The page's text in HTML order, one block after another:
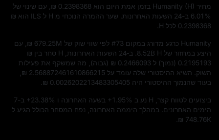
מחיר Humanity (H) בזמן אמת היום הוא ₪ 0.2398368 , עם שינוי של
6.01% ב-24 השעות האחרונות. שער ההמרה הנוכחי מ H ל ILS הוא
₪
0.2398368 לכל H.
Humanity כרגע מדורג במקום #73 לפי שווי שוק של ₪ 679.25M , עם
היצע במחזור של 8.52B H . ב‑24 השעות האחרונות, H סחר בין
₪
0.2195193 (נמוך) ל ₪ 0.2466093 (גבוה), מה שמשקף את פעילות
השוק. השיא ההיסטורי שלה עומד על ₪ 2.568872461610866215
בעוד שהנמוך ההיסטורי היה ₪ 0.0026202213483305405
ביצועים לטווח קצר, H נע ב +1.95% בשעה האחרונה ו +23.38%
ב-7
הימים האחרונים. במהלך היממה האחרונה, נפח המסחר הכולל הגיע ל
₪ 748.76K